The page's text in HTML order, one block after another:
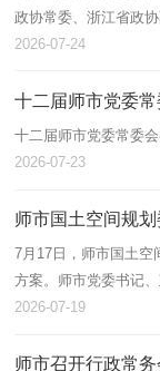
政协常委、浙江省政
国政协常委、浙商总
2026-07-24
十二届师市党委
十二届师市党委常委
2026-07-23
师市国土空间规
7月17日，师市国土空
方案。师市党委书记
2026-07-19
师市召开行政常务